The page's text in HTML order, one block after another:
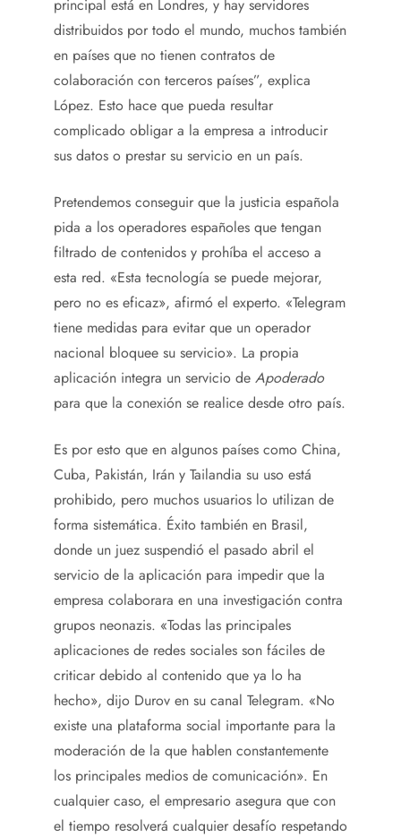
principal está en Londres, y hay servidores
distribuidos por todo el mundo, muchos también
en países que no tienen contratos de
colaboración con terceros países”, explica
López. Esto hace que pueda resultar
complicado obligar a la empresa a introducir
sus datos o prestar su servicio en un país.
Pretendemos conseguir que la justicia española
pida a los operadores españoles que tengan
filtrado de contenidos y prohíba el acceso a
esta red. «Esta tecnología se puede mejorar,
pero no es eficaz», afirmó el experto. «Telegram
tiene medidas para evitar que un operador
nacional bloquee su servicio». La propia
aplicación integra un servicio de Apoderado
para que la conexión se realice desde otro país.
Es por esto que en algunos países como China,
Cuba, Pakistán, Irán y Tailandia su uso está
prohibido, pero muchos usuarios lo utilizan de
forma sistemática. Éxito también en Brasil,
donde un juez suspendió el pasado abril el
servicio de la aplicación para impedir que la
empresa colaborara en una investigación contra
grupos neonazis. «Todas las principales
aplicaciones de redes sociales son fáciles de
criticar debido al contenido que ya lo ha
hecho», dijo Durov en su canal Telegram. «No
existe una plataforma social importante para la
moderación de la que hablen constantemente
los principales medios de comunicación». En
cualquier caso, el empresario asegura que con
el tiempo resolverá cualquier desafío respetando